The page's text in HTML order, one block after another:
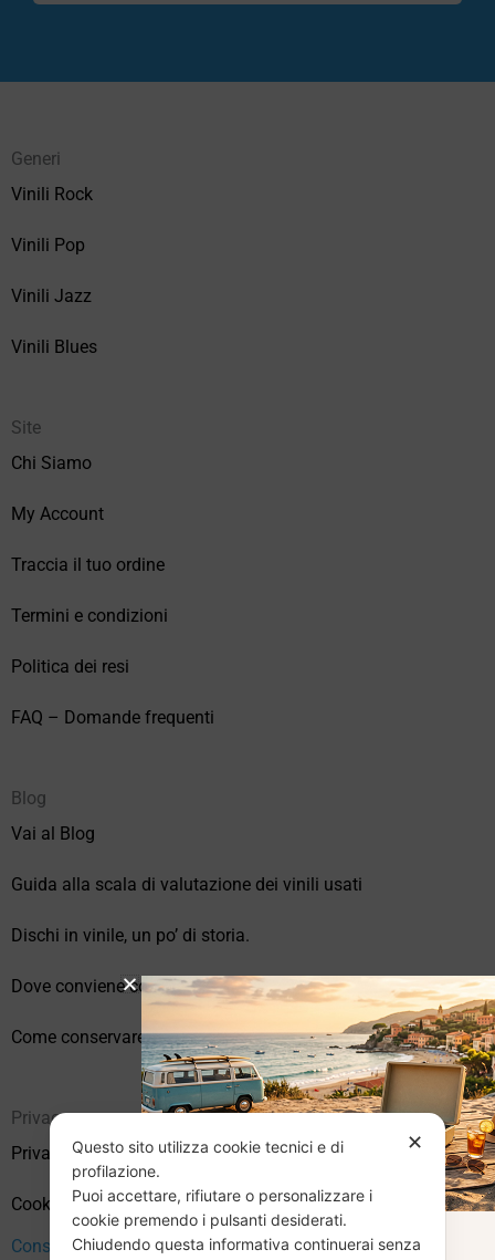
Generi
Vinili Rock
Vinili Pop
Vinili Jazz
Vinili Blues
Site
Chi Siamo
My Account
Traccia il tuo ordine
Termini e condizioni
Politica dei resi
FAQ – Domande frequenti
Blog
Vai al Blog
Guida alla scala di valutazione dei vinili usati
Dischi in vinile, un po’ di storia.
Dove conviene comprare vinili online?
Come conservare correttamente i vinili usati
Privacy
Privacy Policy
Cookie Policy (UE)
Consenso
✕
Questo sito utilizza cookie tecnici e di
profilazione.
Puoi accettare, rifiutare o personalizzare i
cookie premendo i pulsanti desiderati.
Chiudendo questa informativa continuerai senza